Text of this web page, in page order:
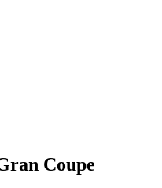
Coupe